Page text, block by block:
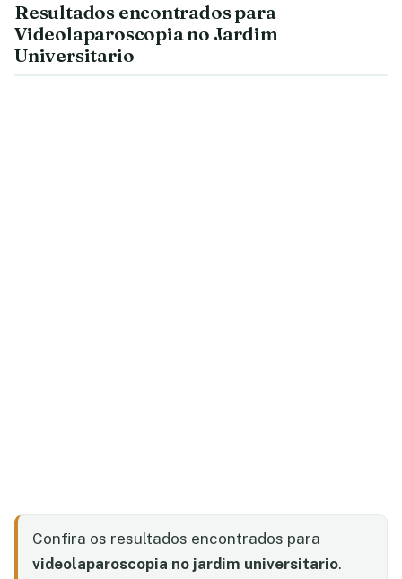
Resultados encontrados para
Videolaparoscopia no Jardim
Universitario
Confira os resultados encontrados para
videolaparoscopia no jardim universitario.